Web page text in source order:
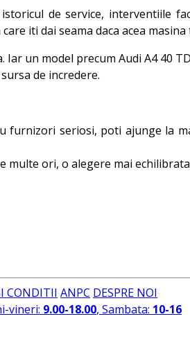
de service, interventiile
iti dai seama daca acea
un model precum Audi A4 40
de incredere.
furnizori seriosi, poti ajunge la
multe ori, o alegere mai
CONDITII ANPC DESPRE NOI
vineri: 9.00-18.00, Sambata: 10-16